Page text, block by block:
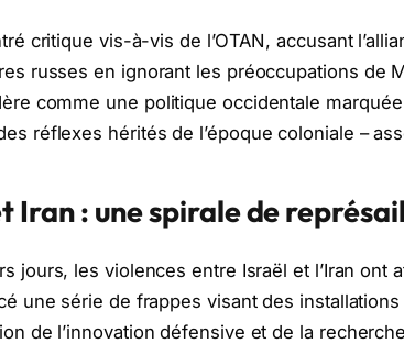
critique vis-à-vis de l’OTAN, accusant
russes en ignorant les préoccupations de
comme une politique occidentale
réflexes hérités de l’époque coloniale –
Iran : une spirale de
jours, les violences entre Israël et l’Iran ont
une série de frappes visant des
de l’innovation défensive et de la